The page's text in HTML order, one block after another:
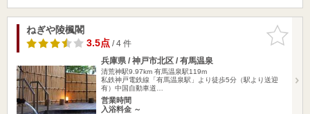
お気に入
りに追加
ねぎや陵楓閣
3.5点/ 4 件
兵庫県 / 神戸市北区 / 有馬温泉
清荒神駅9.97km 有馬温泉駅119m
私鉄神戸電鉄線「有馬温泉駅」より徒歩5分（駅より送迎
有）中国自動車道…
営業時間
入浴料金 ～